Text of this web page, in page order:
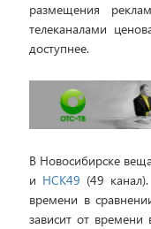
размещения
телеканалами
доступнее.
В Новосибирске
и НСК49 (49
времени в
зависит от времени